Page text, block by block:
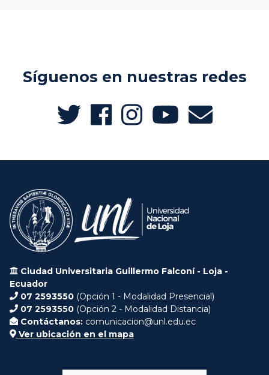
Síguenos en nuestras redes
Ciudad Universitaria Guillermo Falconí - Loja -
Ecuador
07 2593550 (Opción 1 - Modalidad Presencial)
07 2593550 (Opción 2 - Modalidad Distancia)
Contáctanos: comunicacion@unl.edu.ec
Ver ubicación en el mapa